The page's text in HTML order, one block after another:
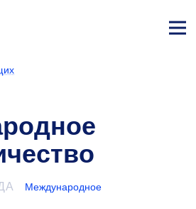
Международное